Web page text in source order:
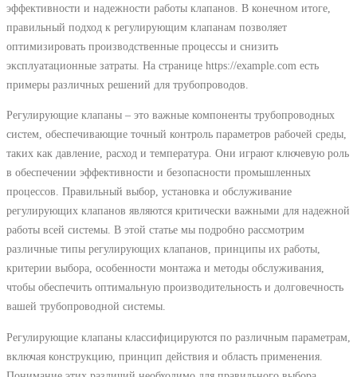
эффективности и надежности работы клапанов. В конечном итоге,
правильный подход к регулирующим клапанам позволяет
оптимизировать производственные процессы и снизить
эксплуатационные затраты. На странице https://example.com есть
примеры различных решений для трубопроводов.
Регулирующие клапаны – это важные компоненты трубопроводных
систем, обеспечивающие точный контроль параметров рабочей среды,
таких как давление, расход и температура. Они играют ключевую роль
в обеспечении эффективности и безопасности промышленных
процессов. Правильный выбор, установка и обслуживание
регулирующих клапанов являются критически важными для надежной
работы всей системы. В этой статье мы подробно рассмотрим
различные типы регулирующих клапанов, принципы их работы,
критерии выбора, особенности монтажа и методы обслуживания,
чтобы обеспечить оптимальную производительность и долговечность
вашей трубопроводной системы.
Регулирующие клапаны классифицируются по различным параметрам,
включая конструкцию, принцип действия и область применения.